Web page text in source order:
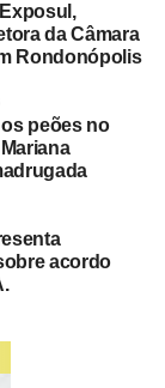
medo,
claras e
recursos
saudável.
perfeito e que
faz parte da
a relação é
o que
da Câmara
Rondonópolis
peões no
acordo